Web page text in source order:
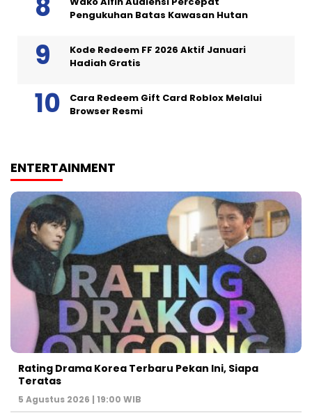
Pengukuhan Batas Kawasan Hutan
Kode Redeem FF 2026 Aktif Januari
Hadiah Gratis
Cara Redeem Gift Card Roblox Melalui
Browser Resmi
ENTERTAINMENT
Rating Drama Korea Terbaru Pekan Ini, Siapa
Teratas
5 Agustus 2026 | 19:00 WIB